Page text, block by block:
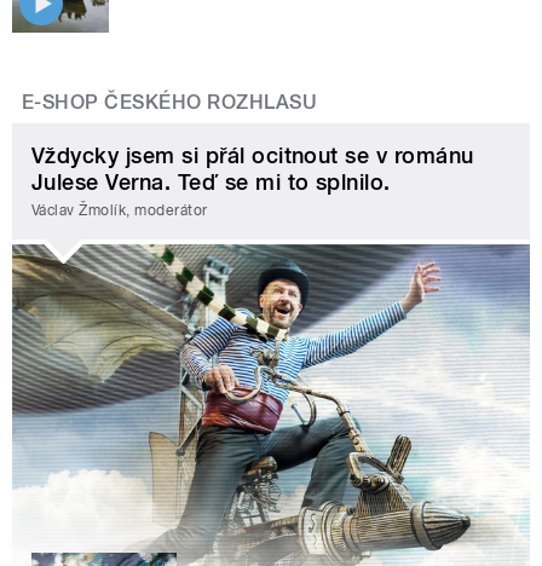
E-SHOP ČESKÉHO ROZHLASU
Vždycky jsem si přál ocitnout se v románu
Julese Verna. Teď se mi to splnilo.
Václav Žmolík, moderátor